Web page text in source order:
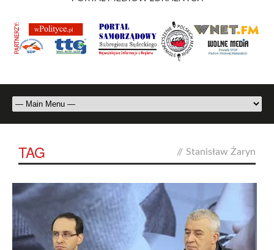
TAG // Stanisław Żaryn